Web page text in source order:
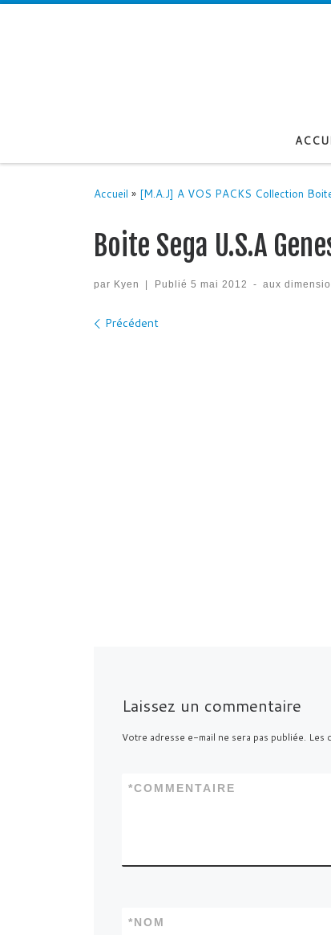
Accueil » [M.A.J] A VOS PACKS Collection
Boite Sega U.S.A
par Kyen | Publié 5 mai 2012 - aux
Navigation des images
Précédent
Laissez un commentaire
Votre adresse e-mail ne sera pas publiée. Les
COMMENTAIRE
*
NOM
*